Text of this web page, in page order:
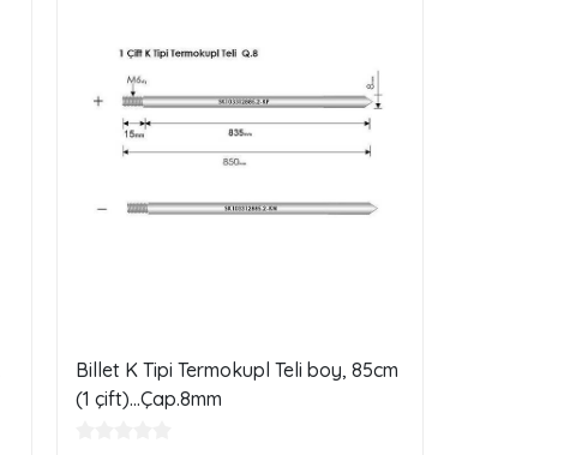
Billet K Tipi Termokupl Teli boy, 85cm
(1 çift)...Çap.8mm